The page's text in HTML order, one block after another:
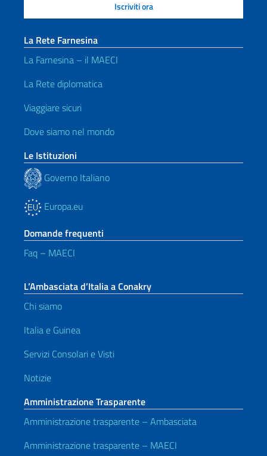
La Rete Farnesina
La Farnesina – il MAECI
La Rete diplomatica
Viaggiare sicuri
Dove siamo nel mondo
Le Istituzioni
Governo Italiano
Europa.eu
Domande frequenti
Faq – MAECI
L’Ambasciata d’Italia a Conakry
Chi siamo
Italia e Guinea
Servizi Consolari e Visti
Notizie
Amministrazione Trasparente
Amministrazione trasparente – Ambasciata
Amministrazione trasparente – MAECI